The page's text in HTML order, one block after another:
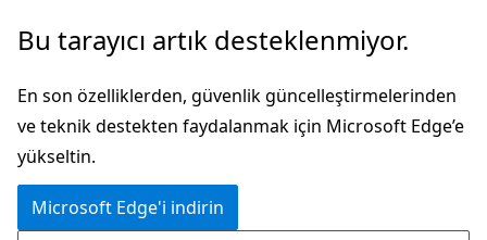
Ana
atla
Bu tarayıcı artık desteklenmiyor.
En son özelliklerden, güvenlik güncelleştirmelerinden
ve teknik destekten faydalanmak için Microsoft Edge’e
yükseltin.
Microsoft Edge'i indirin